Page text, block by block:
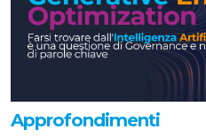
Approfondimenti